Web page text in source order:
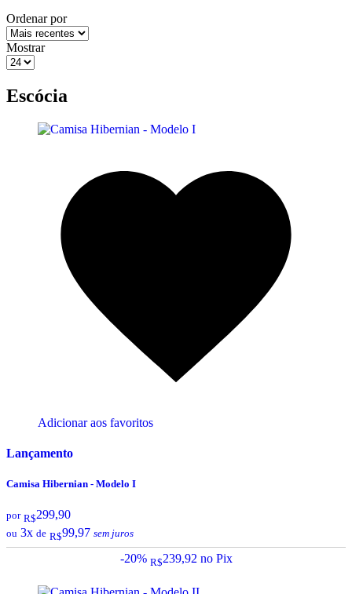
Ordenar por
Mostrar
Escócia
Adicionar aos favoritos
Lançamento
Camisa Hibernian - Modelo I
por R$299,90
ou 3x de R$99,97 sem juros
-20% R$239,92 no Pix